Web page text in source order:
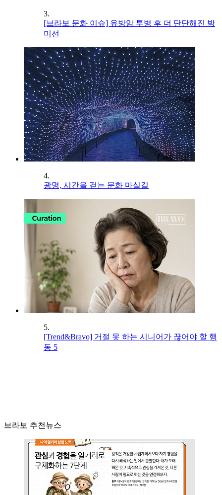
3.
[브라보 문화 이슈] 유방암 투병 후 더 단단해진 박
미선
4.
광명, 시간을 걷는 문화 마실길
5.
[Trend&Bravo] 거절 못 하는 시니어가 끊어야 할 행
동 5
브라보 추천뉴스